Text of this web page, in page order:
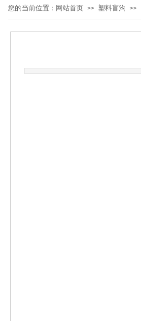
您的当前位置： 网站首页 >> 塑料盲沟 >>